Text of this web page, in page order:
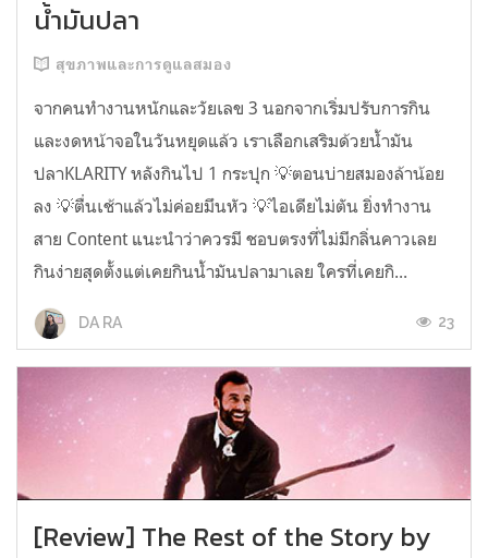
น้ำมันปลา
สุขภาพและการดูแลสมอง
จากคนทำงานหนักและวัยเลข 3 นอกจากเริ่มปรับการกิน
และงดหน้าจอในวันหยุดแล้ว เราเลือกเสริมด้วยน้ำมัน
ปลาKLARITY หลังกินไป 1 กระปุก 💡ตอนบ่ายสมองล้าน้อย
ลง 💡ตื่นเช้าแล้วไม่ค่อยมึนหัว 💡ไอเดียไม่ตัน ยิ่งทำงาน
สาย Content แนะนำว่าควรมี ชอบตรงที่ไม่มีกลิ่นคาวเลย
กินง่ายสุดตั้งแต่เคยกินน้ำมันปลามาเลย ใครที่เคยกิ...
DA RA 23
[Review] The Rest of the Story by